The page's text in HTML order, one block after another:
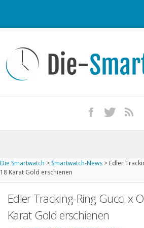
Kontakt / Tipp geben
Impressum
iPhone kaufen
Startseite
Kommende Smartwatches
Die Smartwatch > Smartwatch-News > Edler
18 Karat Gold erschienen
Edler Tracking-Ring Gucci x
Karat Gold erschienen